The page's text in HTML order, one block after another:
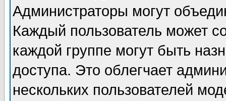
Администраторы могут
Каждый пользователь может
каждой группе могут быть
доступа. Это облегчает
нескольких пользователей